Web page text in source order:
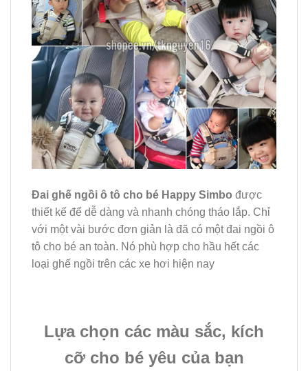
Đai ghế ngồi ô tô cho bé Happy Simbo được
thiết kế để dễ dàng và nhanh chóng tháo lắp. Chỉ
với một vài bước đơn giản là đã có một đai ngồi ô
tô cho bé an toàn. Nó phù hợp cho hầu hết các
loại ghế ngồi trên các xe hơi hiện nay
Lựa chọn các màu sắc, kích
cỡ cho bé yêu của bạn